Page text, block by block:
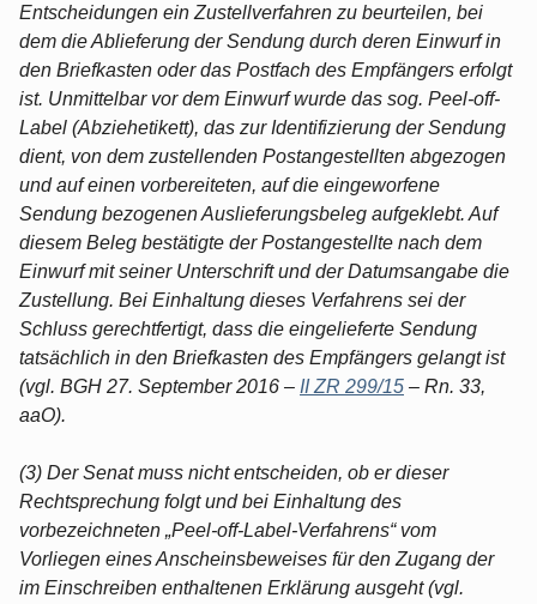
Entscheidungen ein Zustellverfahren zu beurteilen, bei
dem die Ablieferung der Sendung durch deren Einwurf in
den Briefkasten oder das Postfach des Empfängers erfolgt
ist. Unmittelbar vor dem Einwurf wurde das sog. Peel-off-
Label (Abziehetikett), das zur Identifizierung der Sendung
dient, von dem zustellenden Postangestellten abgezogen
und auf einen vorbereiteten, auf die eingeworfene
Sendung bezogenen Auslieferungsbeleg aufgeklebt. Auf
diesem Beleg bestätigte der Postangestellte nach dem
Einwurf mit seiner Unterschrift und der Datumsangabe die
Zustellung. Bei Einhaltung dieses Verfahrens sei der
Schluss gerechtfertigt, dass die eingelieferte Sendung
tatsächlich in den Briefkasten des Empfängers gelangt ist
(vgl. BGH 27. September 2016 – II ZR 299/15 – Rn. 33,
aaO).
(3) Der Senat muss nicht entscheiden, ob er dieser
Rechtsprechung folgt und bei Einhaltung des
vorbezeichneten „Peel-off-Label-Verfahrens“ vom
Vorliegen eines Anscheinsbeweises für den Zugang der
im Einschreiben enthaltenen Erklärung ausgeht (vgl.